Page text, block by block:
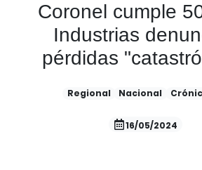
Coronel cumple
Industrias
pérdidas
Regional Nacional
16/05/2024